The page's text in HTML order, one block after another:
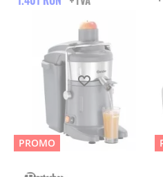
- Premium Care (contra cost) -
piese de schimb si manopera,
Astfel, aveti garantia ca
profesional/storcator de
performant si eficient, fiabil in
si cu o durata indelungata de
plasati o comanda online sau
Produs favorit
PROMO